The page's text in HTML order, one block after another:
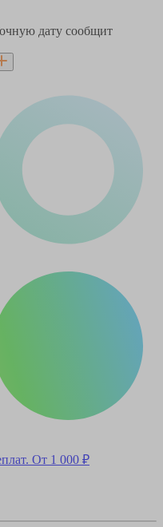
дату сообщит
От 1 000 ₽